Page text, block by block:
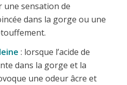
une sensation de
dans la gorge ou une
: lorsque l’acide de
dans la gorge et la
une odeur âcre et